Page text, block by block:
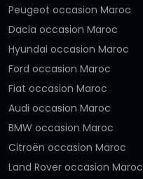
Peugeot occasion Maroc
Dacia occasion Maroc
Hyundai occasion Maroc
Ford occasion Maroc
Fiat occasion Maroc
Audi occasion Maroc
BMW occasion Maroc
Citroën occasion Maroc
Land Rover occasion Maroc